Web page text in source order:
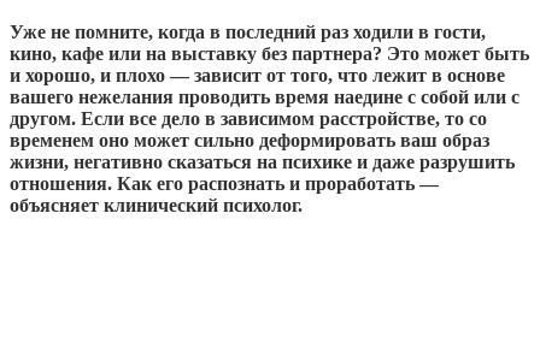
Уже не помните, когда в последний раз ходили в гости,
кино, кафе или на выставку без партнера? Это может быть
и хорошо, и плохо — зависит от того, что лежит в основе
вашего нежелания проводить время наедине с собой или с
другом. Если все дело в зависимом расстройстве, то со
временем оно может сильно деформировать ваш образ
жизни, негативно сказаться на психике и даже разрушить
отношения. Как его распознать и проработать —
объясняет клинический психолог.